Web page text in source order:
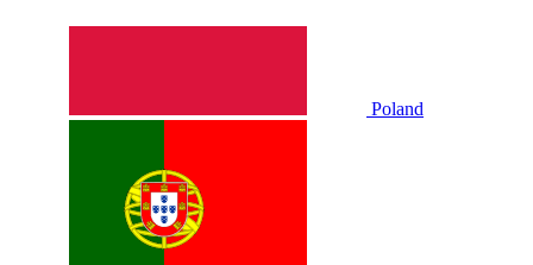
Poland